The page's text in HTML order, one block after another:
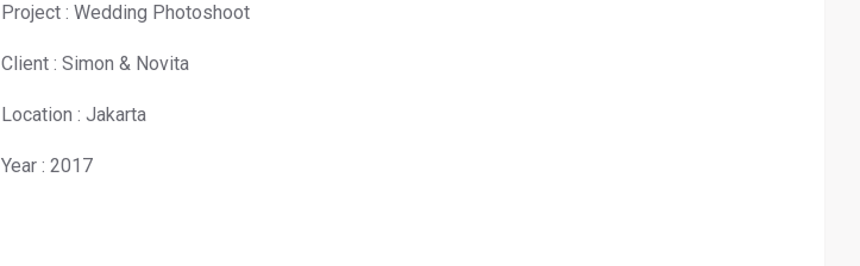
Project : Wedding Photoshoot
Client : Simon & Novita
Location : Jakarta
Year : 2017